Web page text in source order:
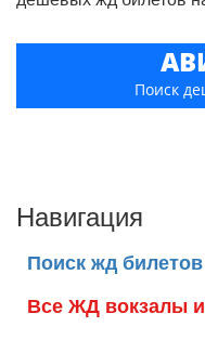
Поиск
Навигация
Поиск жд билетов
Все ЖД вокзалы